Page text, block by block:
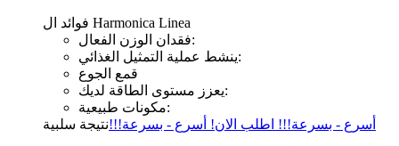
فوائد ال Harmonica Linea
فقدان الوزن الفعال:
ينشط عملية التمثيل الغذائي:
قمع الجوع
يعزز مستوى الطاقة لديك:
مكونات طبيعية:
أسرع - بسرعة!!! اطلب الان! أسرع - بسرعة!!!نتيجة سلبية